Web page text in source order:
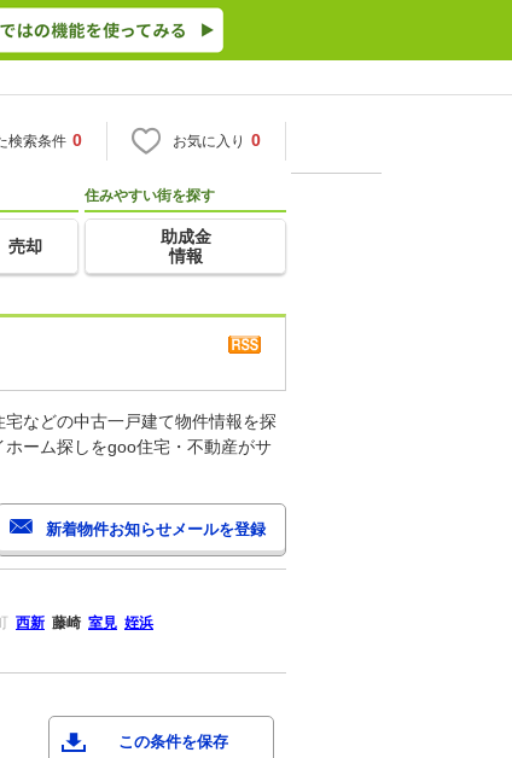
検索条件 0 お気に入り 0
売却
住みやすい街を探す
助成金
情報
などの中古一戸建て物件情報を探
ーム探しをgoo住宅・不動産がサ
西新 藤崎 室見 姪浜
この条件を保存